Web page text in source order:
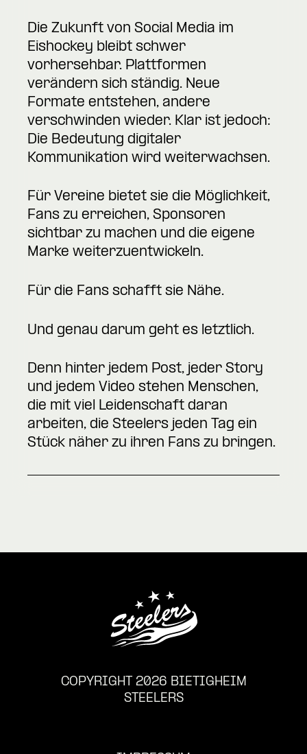
Die Zukunft von Social Media im
Eishockey bleibt schwer
vorhersehbar. Plattformen
verändern sich ständig. Neue
Formate entstehen, andere
verschwinden wieder. Klar ist jedoch:
Die Bedeutung digitaler
Kommunikation wird weiterwachsen.
Für Vereine bietet sie die Möglichkeit,
Fans zu erreichen, Sponsoren
sichtbar zu machen und die eigene
Marke weiterzuentwickeln.
Für die Fans schafft sie Nähe.
Und genau darum geht es letztlich.
Denn hinter jedem Post, jeder Story
und jedem Video stehen Menschen,
die mit viel Leidenschaft daran
arbeiten, die Steelers jeden Tag ein
Stück näher zu ihren Fans zu bringen.
COPYRIGHT 2026 BIETIGHEIM
STEELERS